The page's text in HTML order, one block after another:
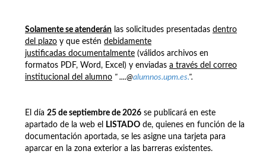
Solamente se atenderán las solicitudes presentadas dentro
del plazo y que estén debidamente
justificadas documentalmente (válidos archivos en
formatos PDF, Word, Excel) y enviadas a través del correo
institucional del alumno " ....@alumnos.upm.es.".
El día 25 de septiembre de 2026 se publicará en este
apartado de la web el
LISTADO de, quienes en función de la
documentación aportada, se les asigne una tarjeta para
aparcar en la zona exterior a las barreras existentes.